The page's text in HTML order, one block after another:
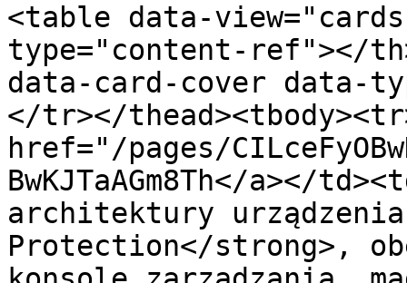
<table data-
type="content-ref"></
data-card-cover data-
</tr></
href="/pages/
BwKJTaAGm8Th</a></
architektury
Protection</strong>,